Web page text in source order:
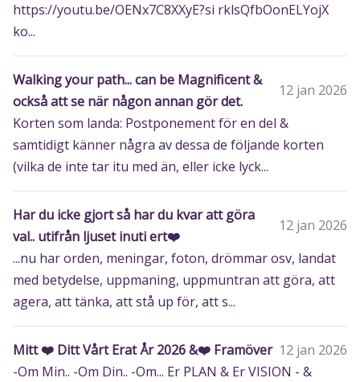
https://youtu.be/OENx7C8XXyE?si rklsQfbOonELYojX
ko...
Walking your path... can be Magnificent &
också att se när någon annan gör det.
12 jan 2026
Korten som landa: Postponement för en del &
samtidigt känner några av dessa de följande korten
(vilka de inte tar itu med än, eller icke lyck...
Har du icke gjort så har du kvar att göra
val.. utifrån ljuset inuti ert❤️
12 jan 2026
...nu har orden, meningar, foton, drömmar osv, landat
med betydelse, uppmaning, uppmuntran att göra, att
agera, att tänka, att stå up för, att s...
Mitt ❤️ Ditt Vårt Erat År 2026 &❤️ Framöver 12 jan 2026
-Om Min.. -Om Din.. -Om... Er PLAN & Er VISION - &